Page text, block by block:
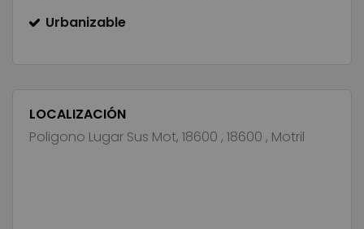
Urbanizable
LOCALIZACIÓN
Poligono Lugar Sus Mot, 18600 , 18600 , Motril